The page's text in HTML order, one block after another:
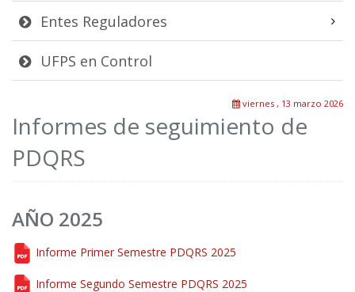
Entes Reguladores
UFPS en Control
viernes , 13 marzo 2026
Informes de seguimiento de
PDQRS
AÑO 2025
Informe Primer Semestre PDQRS 2025
Informe Segundo Semestre PDQRS 2025